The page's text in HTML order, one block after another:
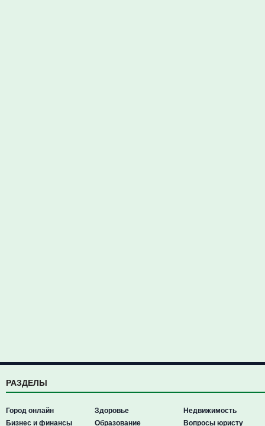
РАЗДЕЛЫ
Город онлайн
Бизнес и финансы
Здоровье
Образование
Недвижимость
Вопросы юристу